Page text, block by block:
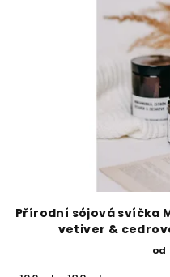
Přírodní sójová svíčka
vetiver &
od